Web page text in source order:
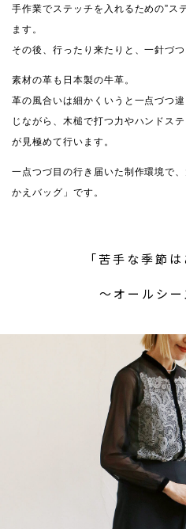
手作業でステッチを入れるための”ス
ます。
その後、行ったり来たりと、一針づ
素材の革も日本製の牛革。
革の風合いは細かくいうと一点づつ
じながら、木槌で打つ力やハンドス
が見極めて行います。
一点つづ目の行き届いた制作環境で
かえバッグ」です。
「苦手な季節
〜オールシ